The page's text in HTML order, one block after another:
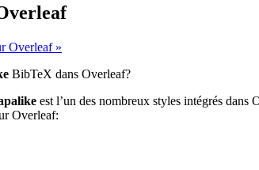
Overleaf »
BibTeX dans Overleaf?
est l’un des nombreux styles intégrés dans
Overleaf: